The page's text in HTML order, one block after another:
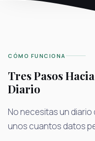
CÓMO FUNCIONA
Tres Pasos
Diario
No necesitas un
unos cuantos datos